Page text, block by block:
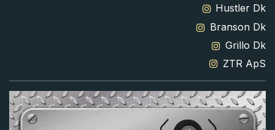
Hustler Dk
Branson Dk
Grillo Dk
ZTR ApS